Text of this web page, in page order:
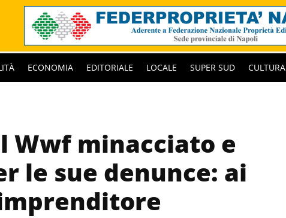
ECONOMIA EDITORIALE LOCALE SUPER SUD CULTURA
Wwf minacciato e
le sue denunce: ai